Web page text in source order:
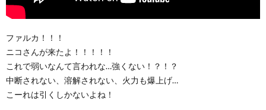
ファルカ！！！
ニコさんが来たよ！！！！！
これで弱いなんて言われな…強くない！？！？
中断されない、溶解されない、火力も爆上げ…
こーれは引くしかないよね！